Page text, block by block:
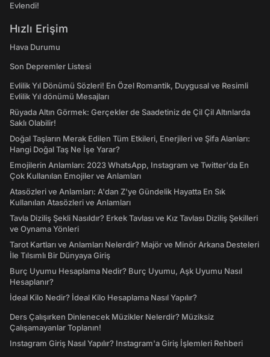
Evlendi!
Hızlı Erişim
Hava Durumu
Son Depremler Listesi
Evlilik Yıl Dönümü Sözleri! En Özel Romantik, Duygusal ve Resimli
Evlilik Yıl dönümü Mesajları
Rüyada Altın Görmek: Gerçekler de Saadetiniz de Çil Çil Altınlarda
Saklı Olabilir!
Doğal Taşların Merak Edilen Tüm Etkileri, Enerjileri ve Şifa Alanları:
Hangi Doğal Taş Ne İşe Yarar?
Emojilerin Anlamları: 2023 WhatsApp, Instagram ve Twitter'da En
Çok Kullanılan Emojiler ve Anlamları
Atasözleri ve Anlamları: A'dan Z'ye Gündelik Hayatta En Sık
Kullanılan Atasözleri ve Anlamları
Tavla Diziliş Şekli Nasıldır? Erkek Tavlası ve Kız Tavlası Diziliş Şekilleri
ve Oynama Yönleri
Tarot Kartları ve Anlamları Nelerdir? Majör ve Minör Arkana Desteleri
İle Tılsımlı Bir Dünyaya Giriş
Burç Uyumu Hesaplama Nedir? Burç Uyumu, Aşk Uyumu Nasıl
Hesaplanır?
İdeal Kilo Nedir? İdeal Kilo Hesaplama Nasıl Yapılır?
Ders Çalışırken Dinlenecek Müzikler Nelerdir? Müziksiz
Çalışamayanlar Toplanın!
Instagram Giriş Nasıl Yapılır? Instagram'a Giriş İşlemleri Rehberi